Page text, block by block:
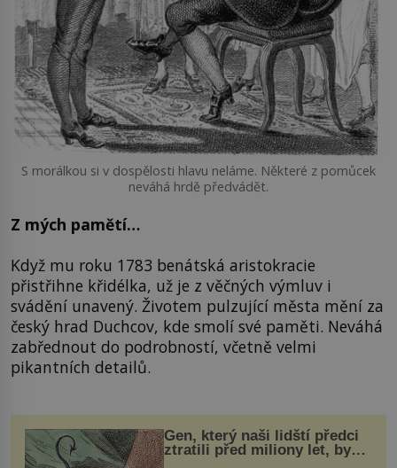
S morálkou si v dospělosti hlavu neláme. Některé z pomůcek
neváhá hrdě předvádět.
Z mých pamětí…
Když mu roku 1783 benátská aristokracie
přistřihne křidélka, už je z věčných výmluv i
svádění unavený. Životem pulzující města mění za
český hrad Duchcov, kde smolí své paměti. Neváhá
zabřednout do podrobností, včetně velmi
pikantních detailů.
Gen, který naši lidští předci
ztratili před miliony let, by
mohl pomoci s léčbou